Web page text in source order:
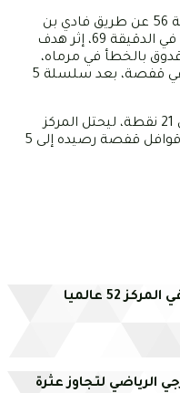
وافتتح الضيوف التسجيل في الدقيقة 56 عن طريق فادي بن
شوق، قبل أن يدرك المحليين التعادل في الدقيقة 69، إثر هدف
بالخطأ في مرماه،
وبهذا التعادل، ليتوقف قطار النجم في قفصة، بعد سلسلة 5
ورفع فريق جوهرة الساحل رصيده إلى 21 نقطة، ليحتل المركز
السادس في جدول الترتيب، كما رفع قوافل قفصة رصيده إلى 5
52 عالميا
الرياضي لتجاوز عثرة